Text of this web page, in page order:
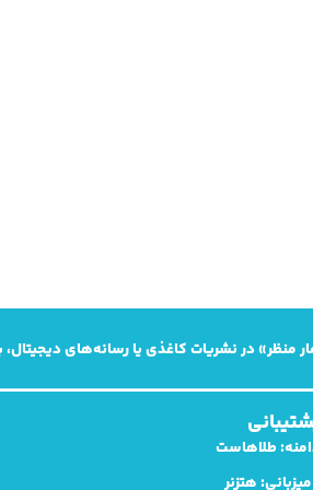
منظر» در نشریات کاغذی یا رسانه‌های
طلاهاست
میزبانی: هتزنر